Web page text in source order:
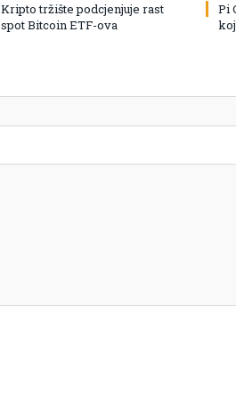
Kripto tržište podcjenjuje rast
spot Bitcoin ETF-ova
Pi